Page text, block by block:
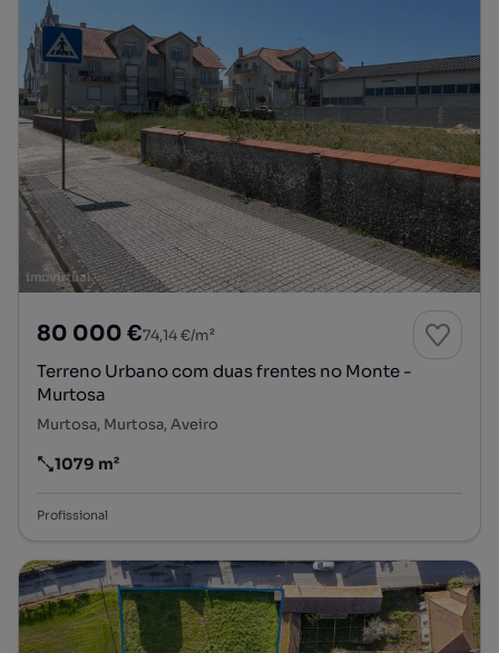
80 000 €74,14 €/m²
Terreno Urbano com duas frentes no Monte -
Murtosa
Murtosa, Murtosa, Aveiro
Preço por metro quadrado
1079 m²
Profissional